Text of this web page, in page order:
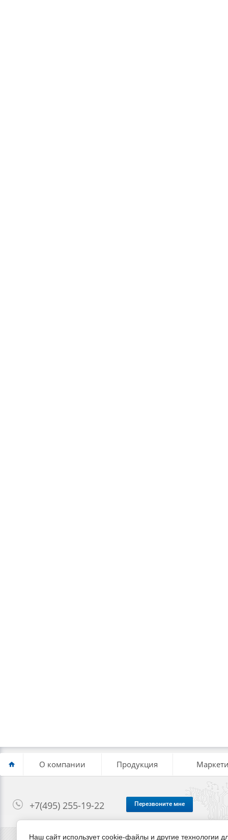
О компании Продукция
+7(495) 255-19-22 Перезвоните мне
Наш сайт использует cookie-файлы и другие